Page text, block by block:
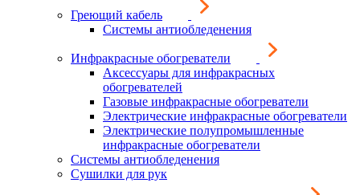
Греющий кабель
Системы антиобледенения
Инфракрасные обогреватели
Аксессуары для инфракрасных
обогревателей
Газовые инфракрасные обогреватели
Электрические инфракрасные обогреватели
Электрические полупромышленные
инфракрасные обогреватели
Системы антиобледенения
Сушилки для рук